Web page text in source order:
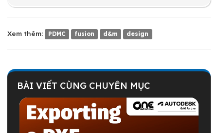
Xem thêm: PDMC fusion d&m design
BÀI VIẾT CÙNG CHUYÊN MỤC